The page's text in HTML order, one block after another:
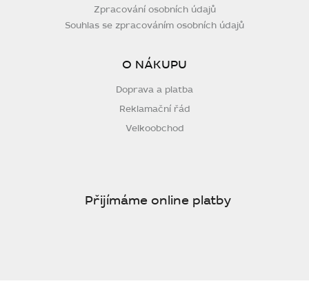
Zpracování osobních údajů
Souhlas se zpracováním osobních údajů
O NÁKUPU
Doprava a platba
Reklamační řád
Velkoobchod
Přijímáme online platby